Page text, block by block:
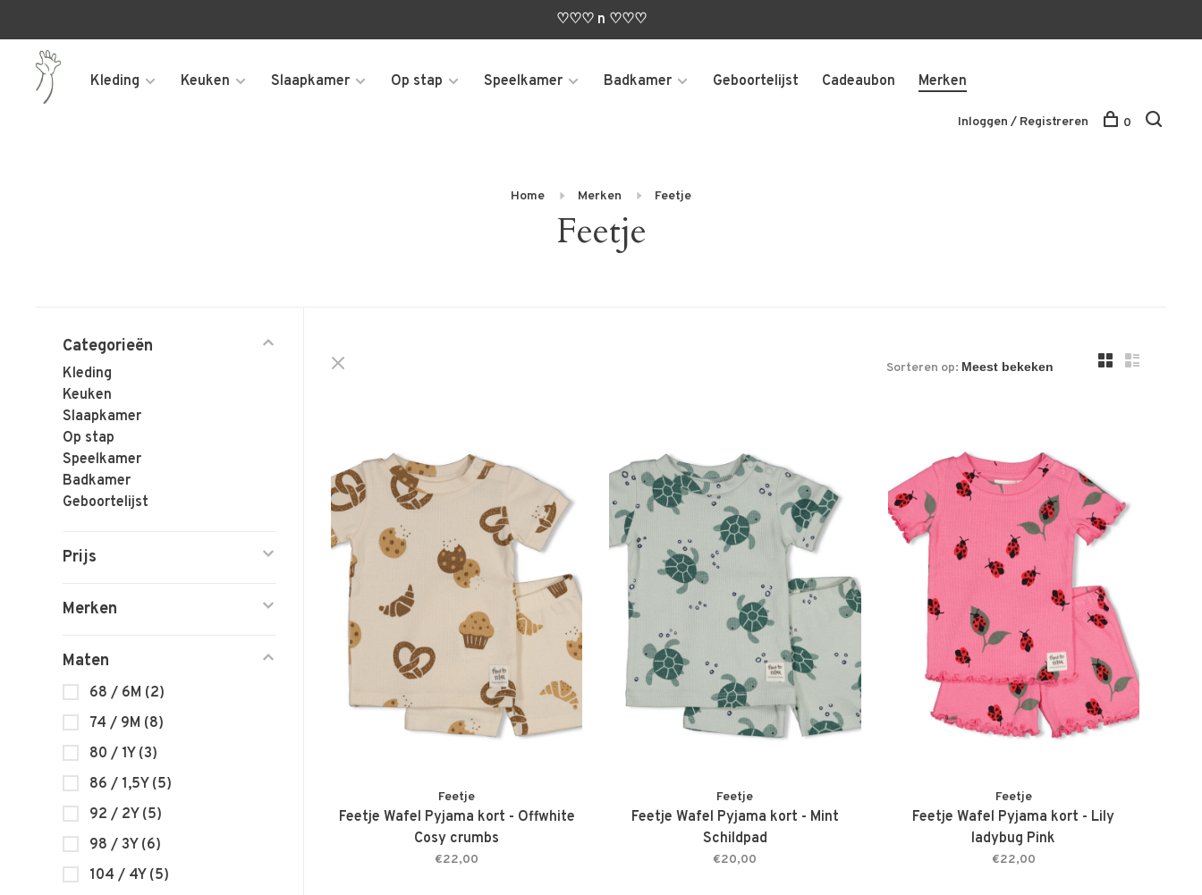
♡♡♡ n ♡♡♡
Kleding Keuken Slaapkamer Op stap Speelkamer Badkamer Geboortelijst Cadeaubon Merken
Inloggen / Registreren 0
Home Merken Feetje
Feetje
Categorieën
Kleding
Keuken
Slaapkamer
Op stap
Speelkamer
Badkamer
Geboortelijst
Prijs
Merken
Maten
68 / 6M (2)
74 / 9M (8)
80 / 1Y (3)
86 / 1,5Y (5)
92 / 2Y (5)
98 / 3Y (6)
104 / 4Y (5)
Sorteren op:
Feetje
Feetje Wafel Pyjama kort - Offwhite
Cosy crumbs
€22,00
Feetje
Feetje Wafel Pyjama kort - Mint
Schildpad
€20,00
Feetje
Feetje Wafel Pyjama kort - Lily
ladybug Pink
€22,00